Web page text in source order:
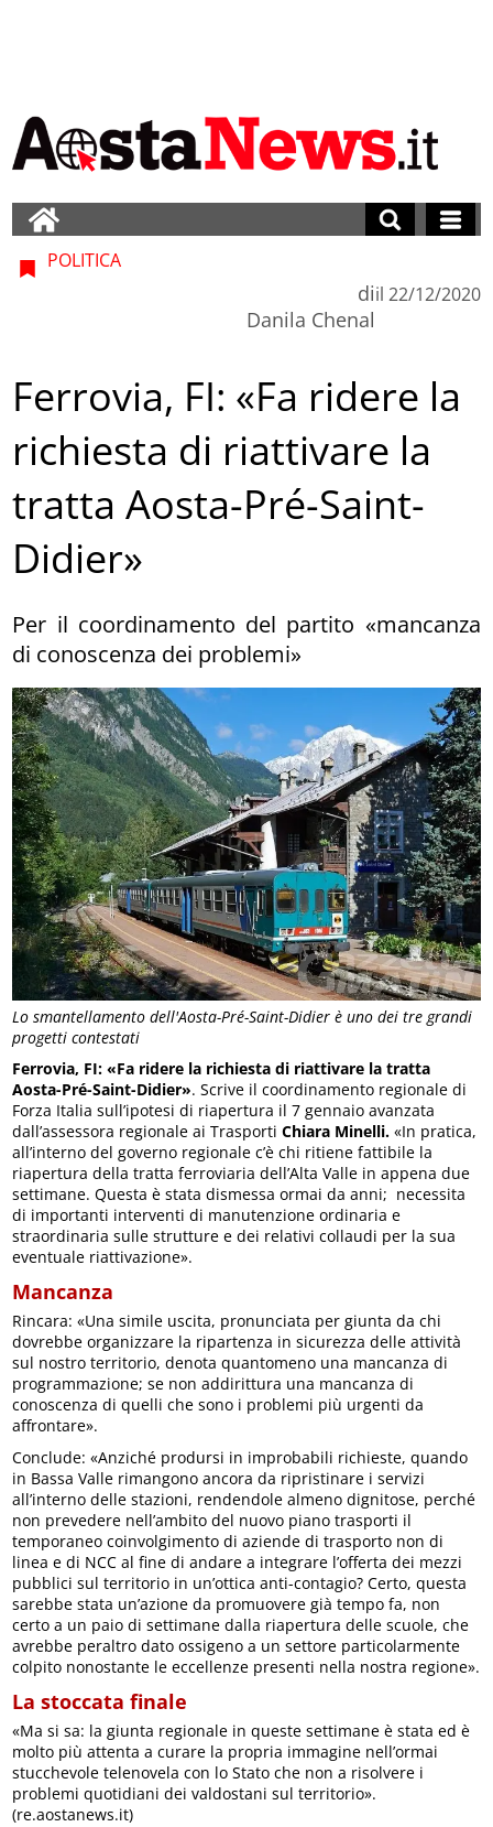
Lo smantellamento dell'Aosta-Pré-Saint-Didier è uno dei tre grandi
progetti contestati
POLITICA
di
Danila Chenal
il 22/12/2020
Ferrovia, FI: «Fa ridere la
richiesta di riattivare la
tratta Aosta-Pré-Saint-
Didier»
Per il coordinamento del partito «mancanza
di conoscenza dei problemi»
Ferrovia, FI: «Fa ridere la richiesta di riattivare la tratta
Aosta-Pré-Saint-Didier». Scrive il coordinamento regionale di
Forza Italia sull’ipotesi di riapertura il 7 gennaio avanzata
dall’assessora regionale ai Trasporti Chiara Minelli.«In pratica,
all’interno del governo regionale c’è chi ritiene fattibile la
riapertura della tratta ferroviaria dell’Alta Valle in appena due
settimane. Questa è stata dismessa ormai da anni; necessita
di importanti interventi di manutenzione ordinaria e
straordinaria sulle strutture e dei relativi collaudi per la sua
eventuale riattivazione».
Mancanza
Rincara: «Una simile uscita, pronunciata per giunta da chi
dovrebbe organizzare la ripartenza in sicurezza delle attività
sul nostro territorio, denota quantomeno una mancanza di
programmazione; se non addirittura una mancanza di
conoscenza di quelli che sono i problemi più urgenti da
affrontare».
Conclude: «Anziché prodursi in improbabili richieste, quando
in Bassa Valle rimangono ancora da ripristinare i servizi
all’interno delle stazioni, rendendole almeno dignitose, perché
non prevedere nell’ambito del nuovo piano trasporti il
temporaneo coinvolgimento di aziende di trasporto non di
linea e di NCC al fine di andare a integrare l’offerta dei mezzi
pubblici sul territorio in un’ottica anti-contagio? Certo, questa
sarebbe stata un’azione da promuovere già tempo fa, non
certo a un paio di settimane dalla riapertura delle scuole, che
avrebbe peraltro dato ossigeno a un settore particolarmente
colpito nonostante le eccellenze presenti nella nostra regione».
La stoccata finale
«Ma si sa: la giunta regionale in queste settimane è stata ed è
molto più attenta a curare la propria immagine nell’ormai
stucchevole telenovela con lo Stato che non a risolvere i
problemi quotidiani dei valdostani sul territorio».
(re.aostanews.it)